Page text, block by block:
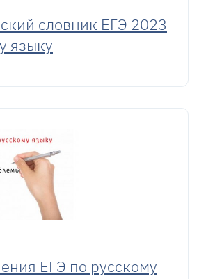
словник ЕГЭ 2023
языку
ЕГЭ по русскому